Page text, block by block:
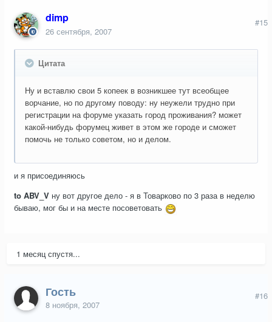
dimp
26 сентября, 2007
#15
Цитата
Ну и вставлю свои 5 копеек в возникшее тут всеобщее
ворчание, но по другому поводу: ну неужели трудно при
регистрации на форуме указать город проживания? может
какой-нибудь форумец живет в этом же городе и сможет
помочь не только советом, но и делом.
и я присоединяюсь
to ABV_V ну вот другое дело - я в Товарково по 3 раза в неделю
бываю, мог бы и на месте посоветовать
1 месяц спустя...
Гость
8 ноября, 2007
#16